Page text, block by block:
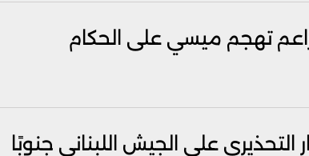
تهجم ميسي على الحكام
على الجيش اللبناني جنوبًا